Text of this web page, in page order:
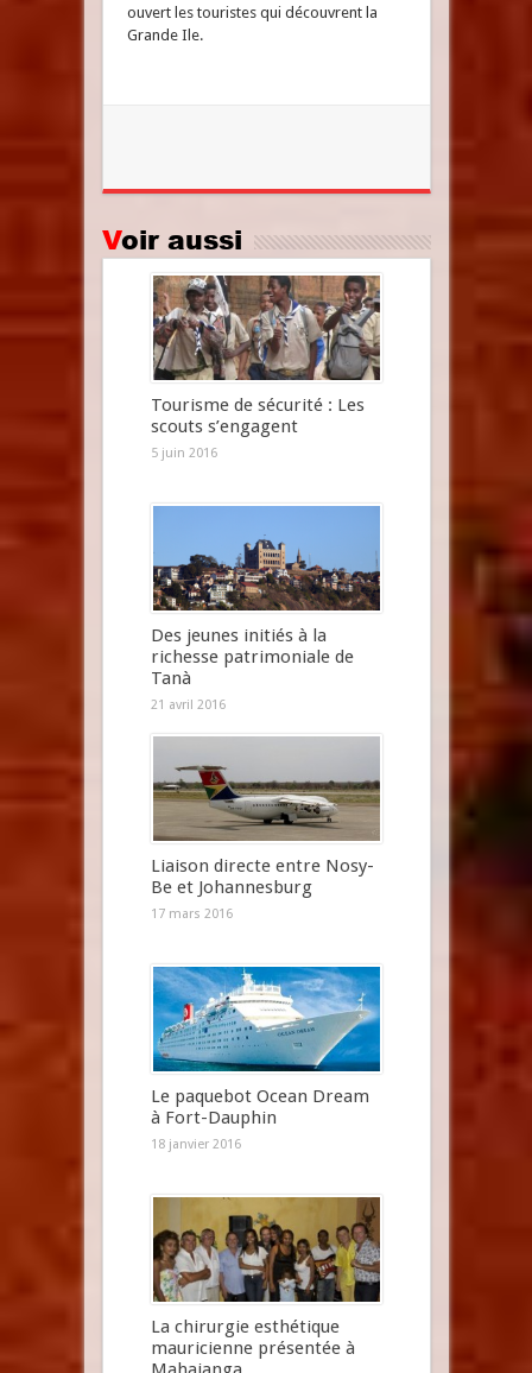
ouvert les touristes qui découvrent la
Grande Ile.
Voir aussi
Tourisme de sécurité : Les
scouts s’engagent
5 juin 2016
Des jeunes initiés à la
richesse patrimoniale de
Tanà
21 avril 2016
Liaison directe entre Nosy-
Be et Johannesburg
17 mars 2016
Le paquebot Ocean Dream
à Fort-Dauphin
18 janvier 2016
La chirurgie esthétique
mauricienne présentée à